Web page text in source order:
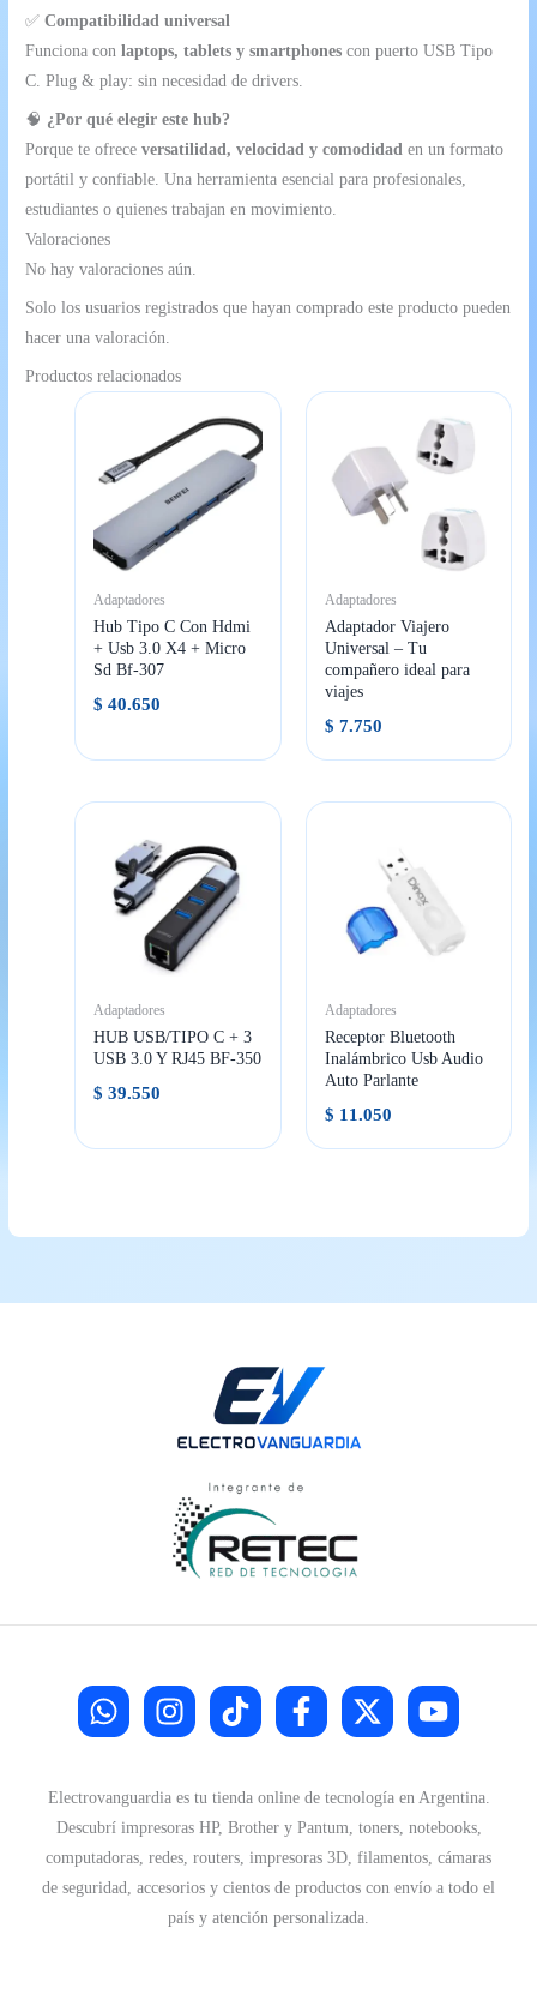
✅Compatibilidad universal
Funciona conlaptops, tablets y smartphones con puerto USB Tipo
C. Plug & play: sin necesidad de drivers.
🧠 ¿Por qué elegir este hub?
Porque te ofreceversatilidad, velocidad y comodidad en un formato
portátil y confiable. Una herramienta esencial para profesionales,
estudiantes o quienes trabajan en movimiento.
Valoraciones
No hay valoraciones aún.
Solo los usuarios registrados que hayan comprado este producto pueden
hacer una valoración.
Productos relacionados
Adaptadores
Hub Tipo C Con Hdmi
+ Usb 3.0 X4 + Micro
Sd Bf-307
$ 40.650
Adaptadores
Adaptador Viajero
Universal – Tu
compañero ideal para
viajes
$ 7.750
Adaptadores
HUB USB/TIPO C + 3
USB 3.0 Y RJ45 BF-350
$ 39.550
Adaptadores
Receptor Bluetooth
Inalámbrico Usb Audio
Auto Parlante
$ 11.050
Electrovanguardia es tu tienda online de tecnología en Argentina.
Descubrí impresoras HP, Brother y Pantum, toners, notebooks,
computadoras, redes, routers, impresoras 3D, filamentos, cámaras
de seguridad, accesorios y cientos de productos con envío a todo el
país y atención personalizada.